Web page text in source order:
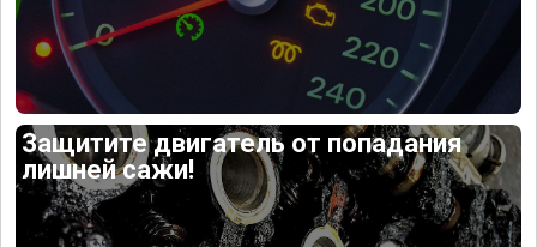
Защитите двигатель от попадания
лишней сажи!